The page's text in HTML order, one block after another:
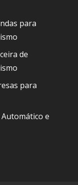
para
de
para
e